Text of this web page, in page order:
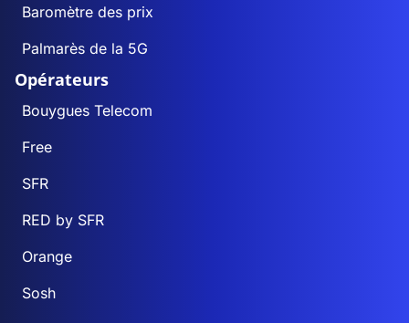
Baromètre des prix
Palmarès de la 5G
Opérateurs
Bouygues Telecom
Free
SFR
RED by SFR
Orange
Sosh